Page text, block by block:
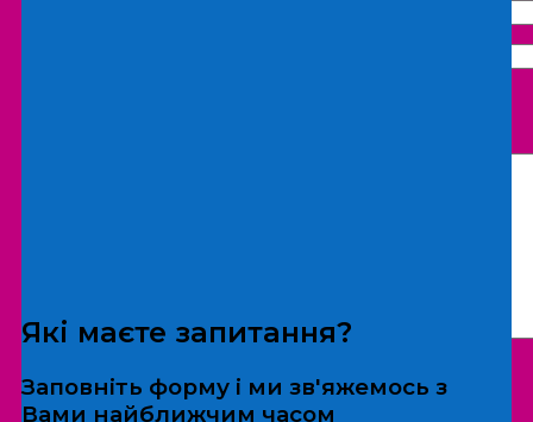
Які маєте запитання?
Заповніть форму і ми зв'яжемось з
Вами найближчим часом